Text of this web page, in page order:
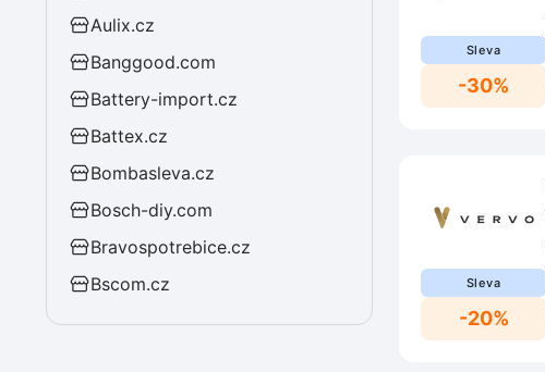
Aulix.cz
Banggood.com
Battery-import.cz
Battex.cz
Bombasleva.cz
Bosch-diy.com
Bravospotrebice.cz
Bscom.cz
Sleva
-30%
Sleva
-20%